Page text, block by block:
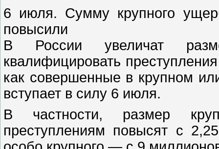
6 июля. Сумму крупного
повысили
В России увеличат
квалифицировать
как совершенные в крупном
вступает в силу 6 июля.
В частности, размер
преступлениям повысят с